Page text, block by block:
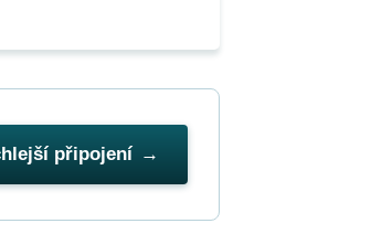
připojení